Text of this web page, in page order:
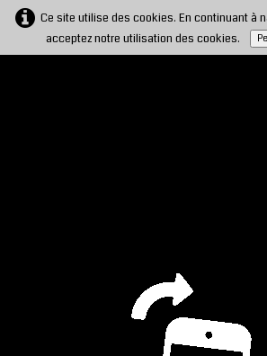
Ce site utilise des cookies. En continuant à
acceptez notre utilisation des cookies.